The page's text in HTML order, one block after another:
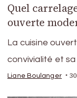
Quel
ouverte
La cuisine
convivialité et
Liane Boulanger